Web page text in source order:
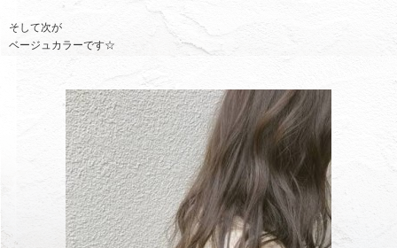
そして次が
ベージュカラーです☆